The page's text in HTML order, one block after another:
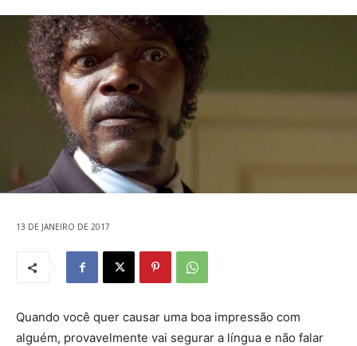
13 DE JANEIRO DE 2017
Quando você quer causar uma boa impressão com
alguém, provavelmente vai segurar a língua e não falar